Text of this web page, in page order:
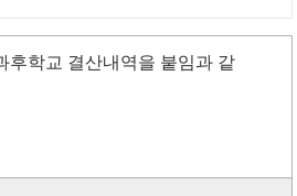
후학교 결산내역을 붙임과 같